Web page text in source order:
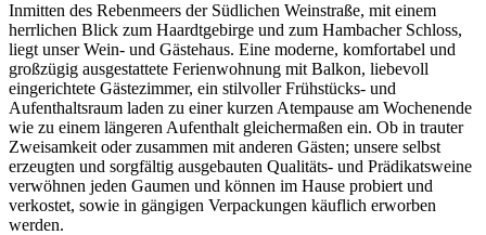
Inmitten des Rebenmeers der Südlichen Weinstraße, mit einem
herrlichen Blick zum Haardtgebirge und zum Hambacher Schloss,
liegt unser Wein- und Gästehaus. Eine moderne, komfortabel und
großzügig ausgestattete Ferienwohnung mit Balkon, liebevoll
eingerichtete Gästezimmer, ein stilvoller Frühstücks- und
Aufenthaltsraum laden zu einer kurzen Atempause am Wochenende
wie zu einem längeren Aufenthalt gleichermaßen ein. Ob in trauter
Zweisamkeit oder zusammen mit anderen Gästen; unsere selbst
erzeugten und sorgfältig ausgebauten Qualitäts- und Prädikatsweine
verwöhnen jeden Gaumen und können im Hause probiert und
verkostet, sowie in gängigen Verpackungen käuflich erworben
werden.